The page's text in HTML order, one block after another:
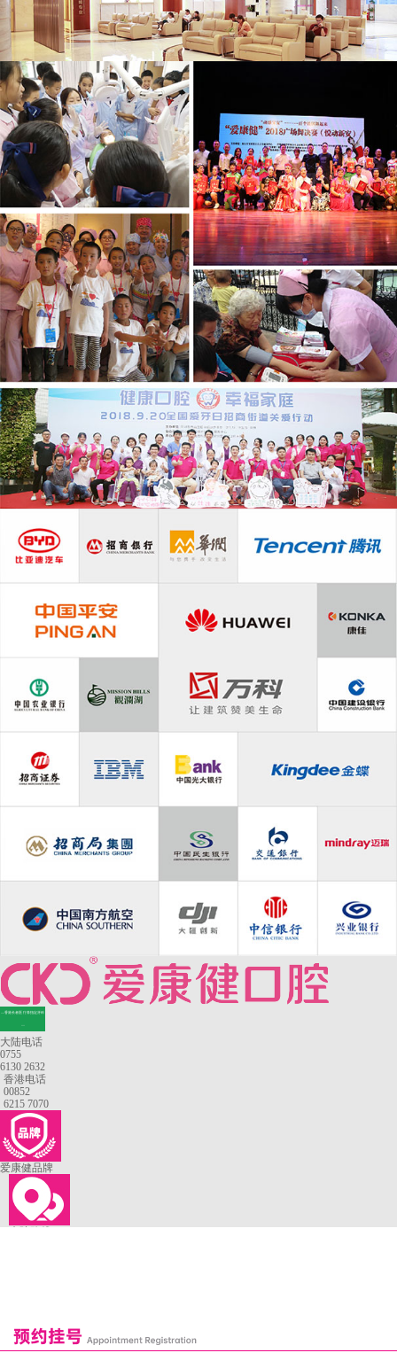
—香港长者医疗券指定牙科
大陆电话
0755
6130 2632
香港电话
00852
6215 7070
爱康健品牌
恒乐口腔诊所
富港口腔诊所